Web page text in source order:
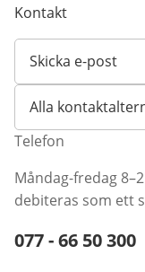
Kontakt
Skicka e-post
Öppnar e-
Alla
Telefon
Måndag-fredag
debiteras som ett
077 - 66 50 300